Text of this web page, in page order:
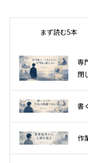
まず読む5本
専
閉
書
作